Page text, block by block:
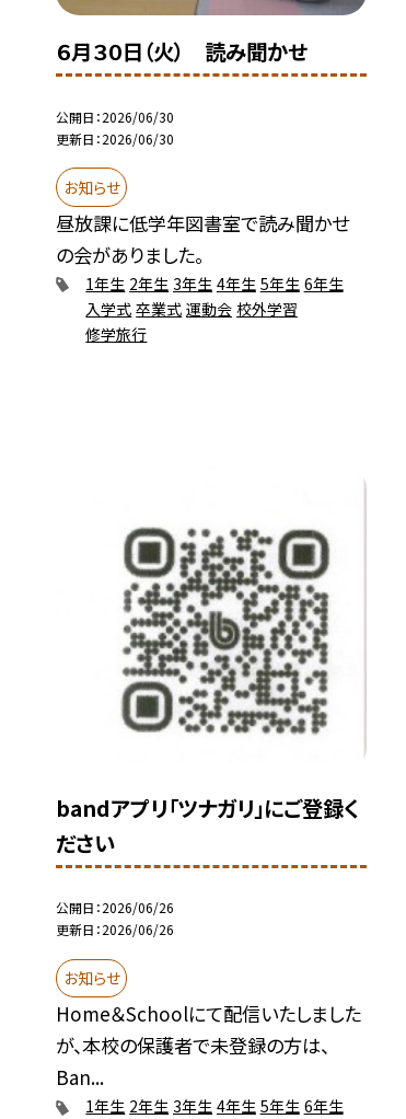
６月３０日（火） 読み聞かせ
公開日 2026/06/30
更新日 2026/06/30
お知らせ
昼放課に低学年図書室で読み聞かせ
の会がありました。
1年生 2年生 3年生 4年生 5年生 6年生
入学式 卒業式 運動会 校外学習
修学旅行
bandアプリ「ツナガリ」にご登録く
ださい
公開日 2026/06/26
更新日 2026/06/26
お知らせ
Home＆Schoolにて配信いたしました
が、本校の保護者で未登録の方は、
Ban...
1年生 2年生 3年生 4年生 5年生 6年生